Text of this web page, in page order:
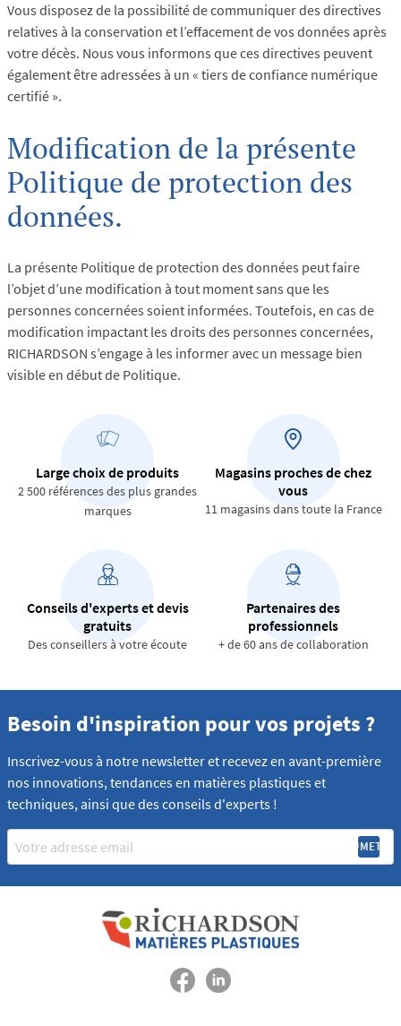
Vous disposez de la possibilité de communiquer des directives
relatives à la conservation et l’effacement de vos données après
votre décès. Nous vous informons que ces directives peuvent
également être adressées à un « tiers de confiance numérique
certifié ».
Modification de la présente
Politique de protection des
données.
La présente Politique de protection des données peut faire
l’objet d’une modification à tout moment sans que les
personnes concernées soient informées. Toutefois, en cas de
modification impactant les droits des personnes concernées,
RICHARDSON s’engage à les informer avec un message bien
visible en début de Politique.
Large choix de produits
2 500 références des plus grandes
marques
Magasins proches de chez
vous
11 magasins dans toute la France
Conseils d'experts et devis
gratuits
Des conseillers à votre écoute
Partenaires des
professionnels
+ de 60 ans de collaboration
Besoin d'inspiration pour vos projets ?
Inscrivez-vous à notre newsletter et recevez en avant-première
nos innovations, tendances en matières plastiques et
techniques, ainsi que des conseils d'experts !
Email